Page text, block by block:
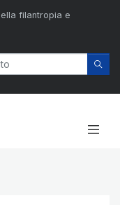
filantropia e